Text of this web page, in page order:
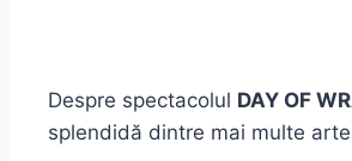
Despre spectacolul DAY OF
splendidă dintre mai multe